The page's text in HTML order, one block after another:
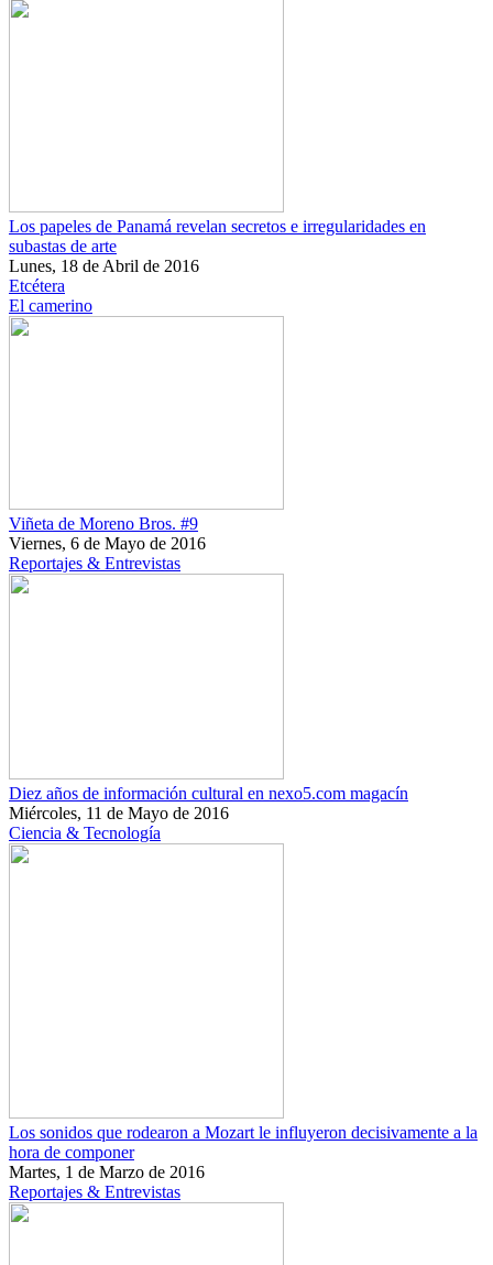
Los papeles de Panamá revelan secretos e irregularidades en
subastas de arte
Lunes, 18 de Abril de 2016
Etcétera
El camerino
Viñeta de Moreno Bros. #9
Viernes, 6 de Mayo de 2016
Reportajes & Entrevistas
Diez años de información cultural en nexo5.com magacín
Miércoles, 11 de Mayo de 2016
Ciencia & Tecnología
Los sonidos que rodearon a Mozart le influyeron decisivamente a la
hora de componer
Martes, 1 de Marzo de 2016
Reportajes & Entrevistas